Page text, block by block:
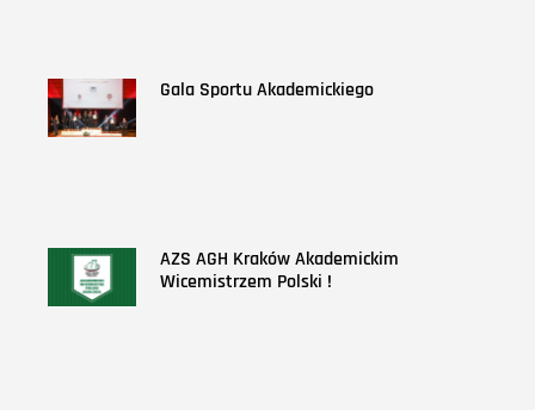
Gala Sportu Akademickiego
AZS AGH Kraków Akademickim
Wicemistrzem Polski !